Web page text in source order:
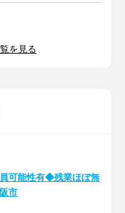
を見る
可能性有◆残業ほぼ無
市